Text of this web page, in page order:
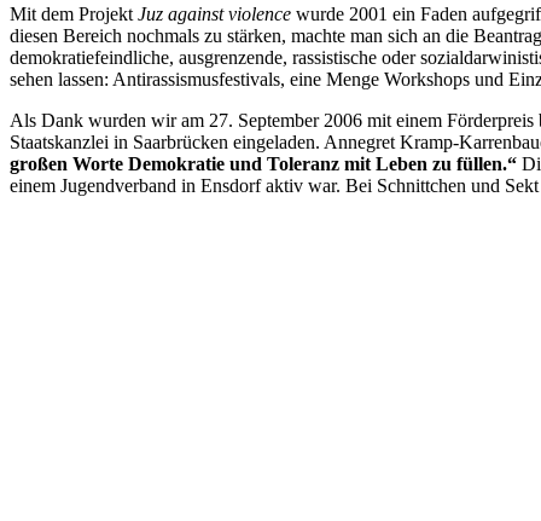
Mit dem Projekt Juz against violence wurde 2001 ein Faden
diesen Bereich nochmals zu stärken, machte man sich an die
demokratiefeindliche, ausgrenzende, rassistische oder
sehen lassen: Antirassismusfestivals, eine Menge Workshops und
Als Dank wurden wir am 27. September 2006 mit einem
Staatskanzlei in Saarbrücken eingeladen. Annegret Kramp-
großen Worte Demokratie und Toleranz mit Leben zu füllen.“
einem Jugendverband in Ensdorf aktiv war. Bei Schnittchen und